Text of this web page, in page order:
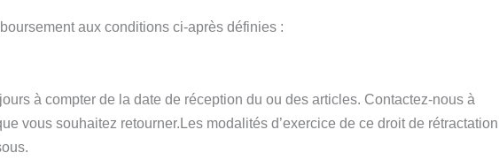
aux conditions ci-après définies :
à compter de la date de réception du ou des articles. Contactez-nous à
vous souhaitez retourner.Les modalités d’exercice de ce droit de rétractation